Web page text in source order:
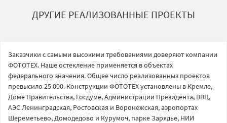
ДРУГИЕ РЕАЛИЗОВАННЫЕ ПРОЕКТЫ
Заказчики с самыми высокими требованиями доверяют компании
ФОТОТЕХ. Наше остекление применяется в объектах
федерального значения. Общее число реализованныз проектов
превысило 25 000. Конструкции ФОТОТЕХ установлены в Кремле,
Доме Правительства, Госдуме, Администрации Президента, ВВЦ,
АЭС Ленинградская, Ростовская и Воронежская, аэропортах
Шереметьево, Домодедово и Курумоч, парке Зарядье, НИИ